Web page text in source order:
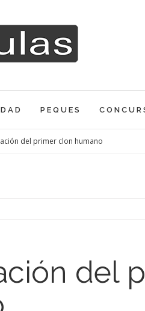
PEQUES
del primer clon humano
del